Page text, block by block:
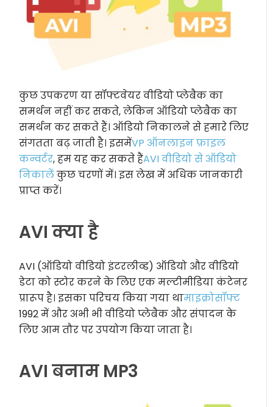
कुछ उपकरण या सॉफ्टवेयर वीडियो प्लेबैक का
समर्थन नहीं कर सकते, लेकिन ऑडियो प्लेबैक का
समर्थन कर सकते हैं। ऑडियो निकालने से हमारे लिए
संगतता बढ़ जाती है। इसमेंVP ऑनलाइन फ़ाइल
कन्वर्टर, हम यह कर सकते हैंAVI वीडियो से ऑडियो
निकालेंकुछ चरणों में। इस लेख में अधिक जानकारी
प्राप्त करें।
AVI क्या है
AVI (ऑडियो वीडियो इंटरलीव्ड) ऑडियो और वीडियो
डेटा को स्टोर करने के लिए एक मल्टीमीडिया कंटेनर
प्रारूप है। इसका परिचय किया गया थामाइक्रोसॉफ्ट
1992 में और अभी भी वीडियो प्लेबैक और संपादन के
लिए आम तौर पर उपयोग किया जाता है।
AVI बनाम MP3